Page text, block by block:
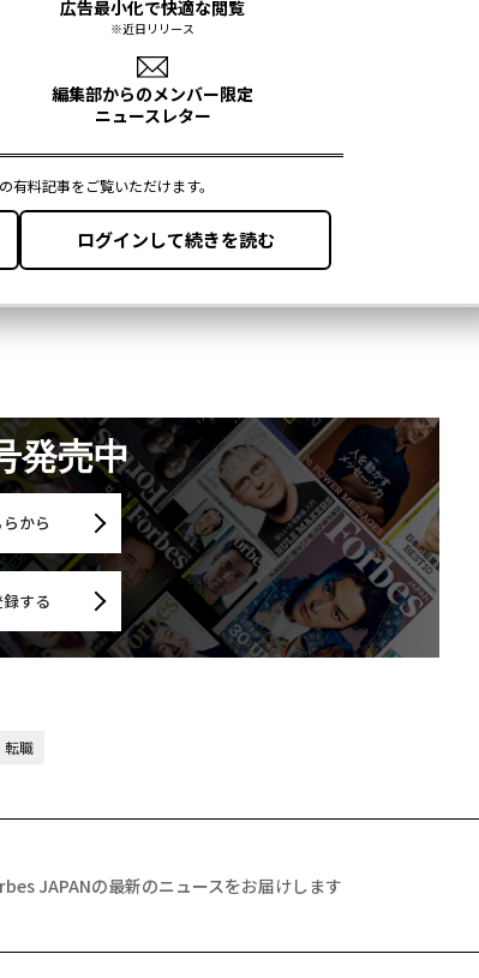
発売中
から
する
転職
JAPANの最新のニュースをお届けします